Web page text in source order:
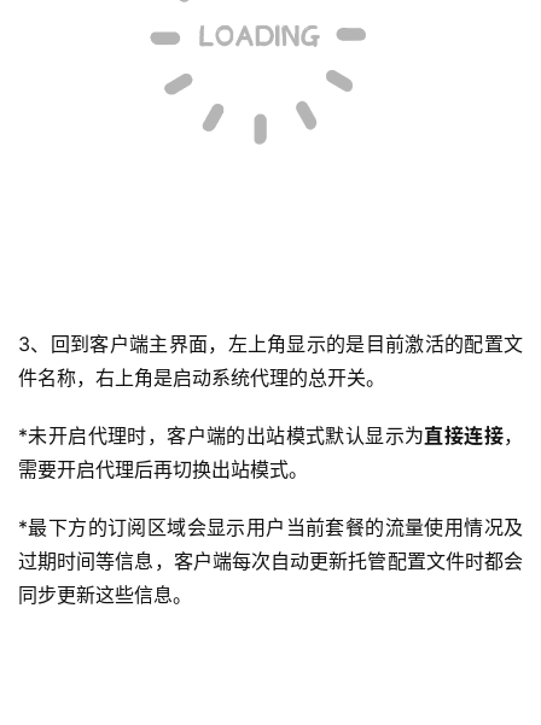
3、回到客户端主界面，左上角显示的是目前激活的配置文
件名称，右上角是启动系统代理的总开关。
*未开启代理时，客户端的出站模式默认显示为直接连接，
需要开启代理后再切换出站模式。
*最下方的订阅区域会显示用户当前套餐的流量使用情况及
过期时间等信息，客户端每次自动更新托管配置文件时都会
同步更新这些信息。